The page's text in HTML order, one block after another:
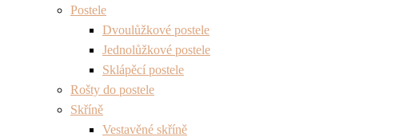
Postele
Dvoulůžkové postele
Jednolůžkové postele
Sklápěcí postele
Rošty do postele
Skříně
Vestavěné skříně